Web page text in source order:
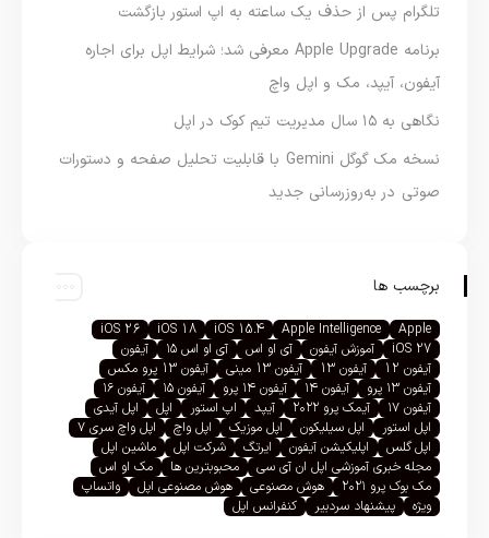
تلگرام پس از حذف یک ساعته به اپ استور بازگشت
برنامه Apple Upgrade معرفی شد؛ شرایط اپل برای اجاره
آیفون، آیپد، مک و اپل واچ
نگاهی به ۱۵ سال مدیریت تیم کوک در اپل
نسخه مک گوگل Gemini با قابلیت تحلیل صفحه و دستورات
صوتی در به‌روزرسانی جدید
برچسب ها
Apple
Apple Intelligence
iOS 15.4
iOS 18
iOS 26
iOS 27
آموزش آیفون آی او اس آی او اس ۱۵
آیفون
آیفون 12
آیفون 13 آیفون 13 مینی
آیفون 13 پرو مکس
آیفون ۱۳ پرو
آیفون ۱۴ آیفون ۱۴ پرو آیفون ۱۵
آیفون ۱۶
آیفون ۱۷
آیمک پرو ۲۰۲۲ آیپد اپ استور اپل
اپل آیدی
اپل استور
اپل سیلیکون اپل موزیک اپل واچ
اپل واچ سری ۷
اپل گلس
اپلیکیشن آیفون ایرتگ شرکت اپل
ماشین اپل
مجله خبری آموزشی اپل ان آی سی
محبوبترین ها
مک او اس
مک بوک پرو ۲۰۲۱
هوش مصنوعی هوش مصنوعی اپل
واتساپ
ویژه
پیشنهاد سردبیر کنفرانس اپل